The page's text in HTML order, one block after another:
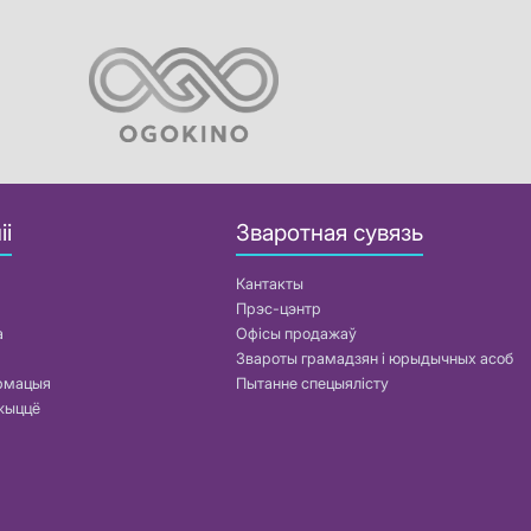
Зваротная сувязь
Кантакты
Прэс-цэнтр
Офісы продажаў
Звароты грамадзян і юрыдычных асоб
Пытанне спецыялісту